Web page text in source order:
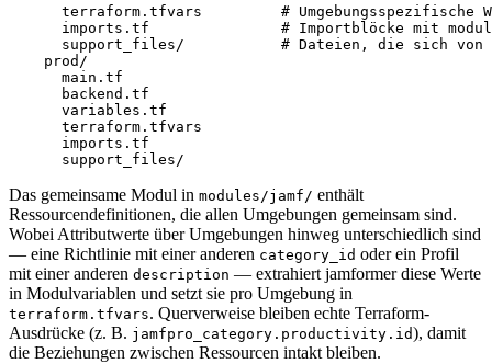
terraform.tfvars         # Umgebungsspezifische
imports.tf               # Importblöcke mit
support_files/           # Dateien, die sich
    prod/
      main.tf
      backend.tf
      variables.tf
      terraform.tfvars
      imports.tf
Das gemeinsame Modul in modules/jamf/ enthält
Ressourcendefinitionen, die allen Umgebungen gemeinsam sind.
Wobei Attributwerte über Umgebungen hinweg unterschiedlich sind
— eine Richtlinie mit einer anderen category_id oder ein Profil
mit einer anderen description — extrahiert jamformer diese Werte
in Modulvariablen und setzt sie pro Umgebung in
terraform.tfvars. Querverweise bleiben echte Terraform-
Ausdrücke (z. B. jamfpro_category.productivity.id), damit
die Beziehungen zwischen Ressourcen intakt bleiben.